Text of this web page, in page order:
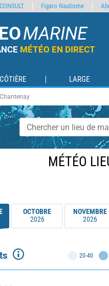
MARINE
MÉTÉO EN DIRECT
CÔTIÈRE LARGE
MÉTÉO
OCTOBRE
2026
NOVEMBRE
2026
20-40
Figaro Nautisme